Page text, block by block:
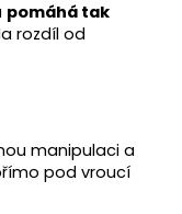
pomáhá tak
rozdíl od
manipulaci a
pod vroucí